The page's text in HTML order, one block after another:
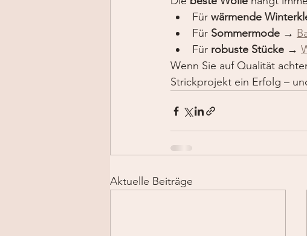
Für wärmende
Für Sommermode →
Für robuste Stücke →
Wenn Sie auf Qualität
Strickprojekt ein Erfolg –
Aktuelle Beiträge